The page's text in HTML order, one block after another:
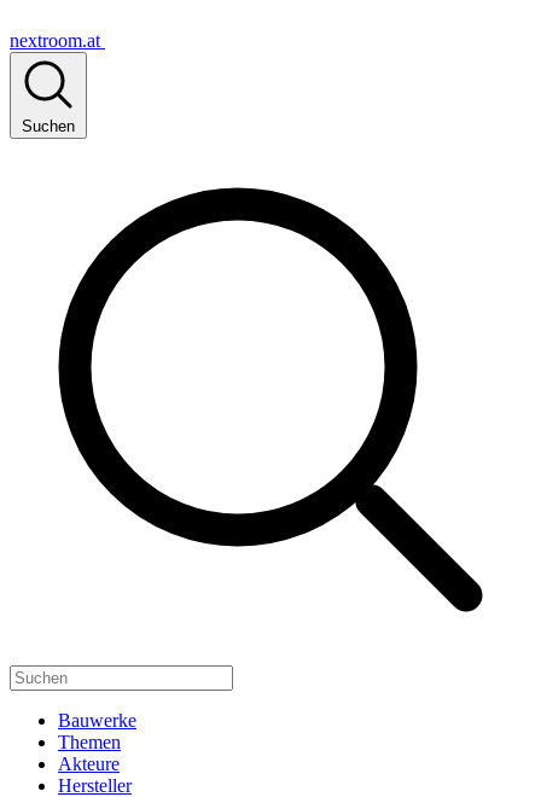
nextroom.at
Suchen
Bauwerke
Themen
Akteure
Hersteller